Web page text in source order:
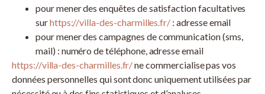
pour mener des enquêtes de satisfaction facultatives
surhttps://villa-des-charmilles.fr/ : adresse email
pour mener des campagnes de communication (sms,
mail) : numéro de téléphone, adresse email
https://villa-des-charmilles.fr/ne commercialise pas vos
données personnelles qui sont donc uniquement utilisées par